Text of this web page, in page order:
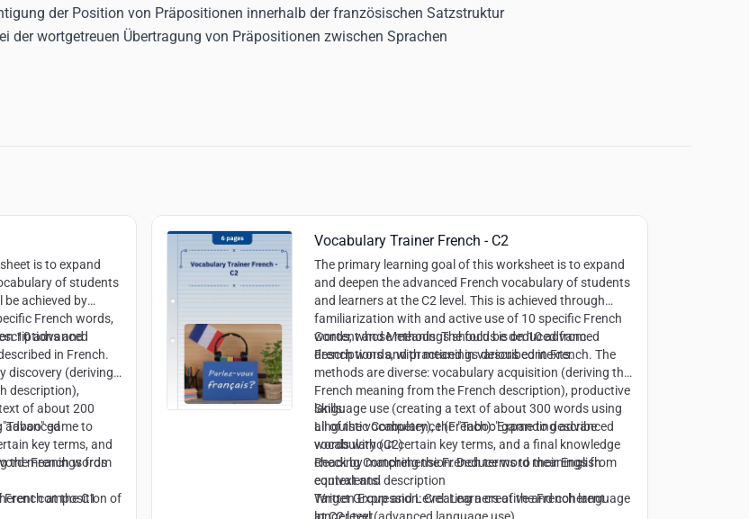
der Position von Präpositionen innerhalb der französischen Satzstruktur
der wortgetreuen Übertragung von Präpositionen zwischen Sprachen
is to expand
of students
be achieved by
French words,
and
10 advanced
in French.
discovery (deriving
description),
of about 200
game to
key terms, and
the French words
advanced
meanings from
composition of
at the C1
Vocabulary Trainer French - C2
The primary learning goal of this worksheet is to expand
and deepen the advanced French vocabulary of students
and learners at the C2 level. This is achieved through
familiarization with and active use of 10 specific French
words, whose meanings should be deduced from
descriptions and practiced in various contexts.
Content and Methods:The focus is on 10 advanced
French words, with meanings described in French. The
methods are diverse: vocabulary acquisition (deriving the
French meaning from the French description), productive
language use (creating a text of about 300 words using
all of the vocabulary), the "Taboo" game to describe
words without certain key terms, and a final knowledge
check by matching the French terms to their English
equivalents.
Skills:
Linguistic Competence (French):Expanding advanced
vocabulary (C2)
Reading Comprehension:Deduce word meanings from
context and description
Written Expression:Creating a creative and coherent
Target Group and Level:Learners of the French language